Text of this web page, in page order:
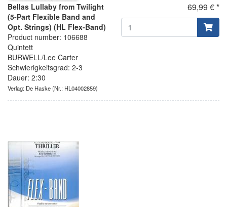
Bellas Lullaby from Twilight
(5-Part Flexible Band and
Opt. Strings) (HL Flex-Band)
Product number: 106688
Quintett
BURWELL/Lee Carter
Schwierigkeitsgrad: 2-3
Dauer: 2:30
Verlag: De Haske(Nr.: HL04002859)
69,99 € *